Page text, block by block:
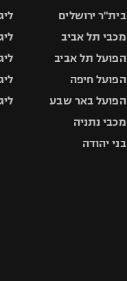
בית"ר ירושלים
מכבי תל אביב
הפועל תל אביב
הפועל חיפה
הפועל באר שבע
מכבי נתניה
בני יהודה